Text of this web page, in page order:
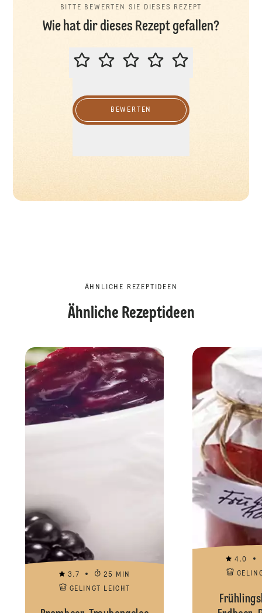
BITTE BEWERTEN SIE DIESES REZEPT
Wie hat dir dieses Rezept gefallen?
BITTE BEWERTEN SIE DIESES
BEWERTEN
ÄHNLICHE REZEPTIDEEN
Ähnliche Rezeptideen
3.7
25 MIN
GELINGT LEICHT
4.0